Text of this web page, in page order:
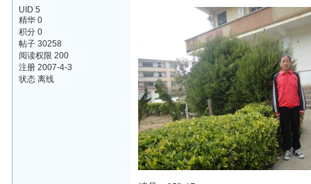
UID 5
精华 0
积分 0
帖子 30258
阅读权限 200
注册 2007-4-3
状态 离线